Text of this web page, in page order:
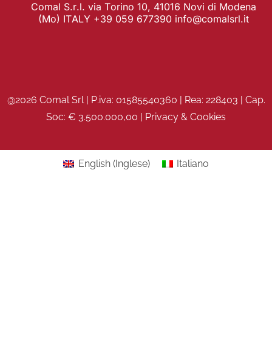
Comal S.r.l. via Torino 10, 41016 Novi di Modena
(Mo) ITALY +39 059 677390 info@comalsrl.it
@2026 Comal Srl | P.iva: 01585540360 | Rea: 228403 | Cap.
Soc: € 3.500.000,00 |
Privacy & Cookies
English(Inglese) Italiano